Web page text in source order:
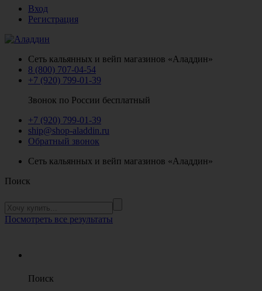
Вход
Регистрация
Сеть кальянных и вейп магазинов «Аладдин»
8 (800) 707-04-54
+7 (920) 799-01-39
Звонок по России бесплатный
+7 (920) 799-01-39
ship@shop-aladdin.ru
Обратный звонок
Сеть кальянных и вейп магазинов «Аладдин»
Поиск
Посмотреть все результаты
Поиск